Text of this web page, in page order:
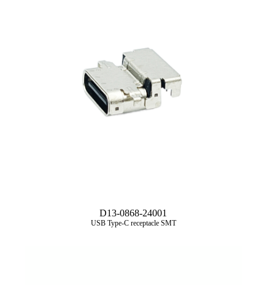
D13-0868-24001
USB Type‑C receptacle SMT